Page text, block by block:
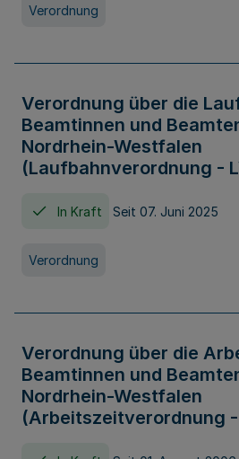
Verordnung
Verordnung über die
Beamtinnen und
Nordrhein-Westfalen
(Laufbahnverordnung -
In Kraft Seit 07. Juni 2025
Verordnung
Verordnung über die
Beamtinnen und
Nordrhein-Westfalen
(Arbeitszeitverordnung